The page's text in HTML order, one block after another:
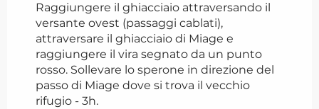
Raggiungere il ghiacciaio attraversando il
versante ovest (passaggi cablati),
attraversare il ghiacciaio di Miage e
raggiungere il vira segnato da un punto
rosso. Sollevare lo sperone in direzione del
passo di Miage dove si trova il vecchio
rifugio - 3h.